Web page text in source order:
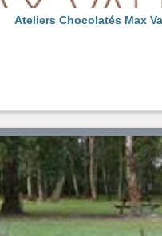
Ateliers Chocolatés Max